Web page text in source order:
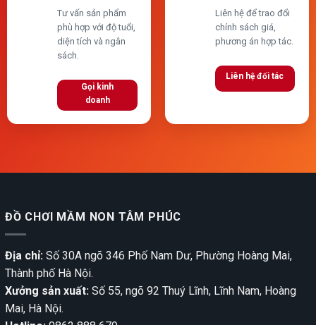
Tư vấn sản phẩm
phù hợp với độ tuổi,
diện tích và ngân
sách.
Gọi kinh
doanh
Liên hệ để trao đổi
chính sách giá,
phương án hợp tác.
Liên hệ đối tác
ĐỒ CHƠI MẦM NON TÂM PHÚC
Địa chỉ: Số 30A ngõ 346 Phố Nam Dư, Phường Hoàng Mai,
Thành phố Hà Nội.
Xưởng sản xuất: Số 55, ngõ 92 Thuý Lĩnh, Lĩnh Nam, Hoàng
Mai, Hà Nội.